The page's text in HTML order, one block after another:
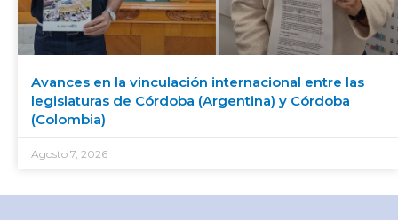
Avances en la vinculación internacional entre las
legislaturas de Córdoba (Argentina) y Córdoba
(Colombia)
Agosto 7, 2026